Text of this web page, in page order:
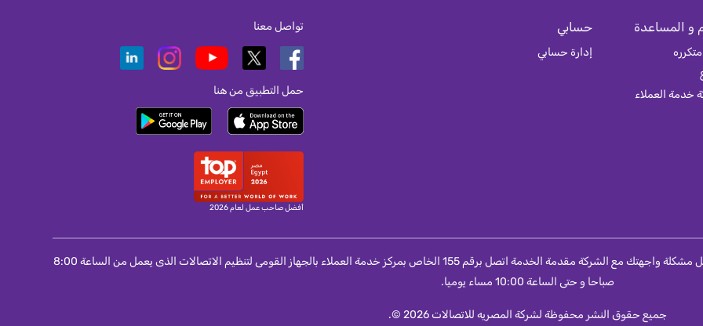
و المساعدة
خدمة العملاء
حسابي
إدارة حسابي
تواصل معنا
حمل التطبيق من هنا
أفضل صاحب عمل لعام 2026
لمستخدمى المحمول و الانترنت و التليفون الثابت : اذا لم تتمكن من حل مشكلة واجهتك مع الشركة مقدمة الخدمة اتصل برقم 155 الخاص بمركز خدمة العملاء بالجهاز القومى لتنظيم الاتصالات الذى يعمل من الساعة 8:00
صباحا و حتى الساعة 10:00 مساء يوميا.
جميع حقوق النشر محفوظة لشركة المصريه للاتصالات 2026 ©.